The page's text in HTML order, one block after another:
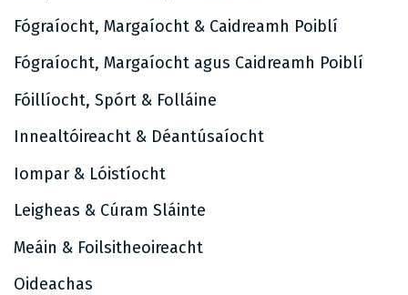
Fógraíocht, Margaíocht & Caidreamh Poiblí
Fógraíocht, Margaíocht agus Caidreamh Poiblí
Fóillíocht, Spórt & Folláine
Innealtóireacht & Déantúsaíocht
Iompar & Lóistíocht
Leigheas & Cúram Sláinte
Meáin & Foilsitheoireacht
Oideachas